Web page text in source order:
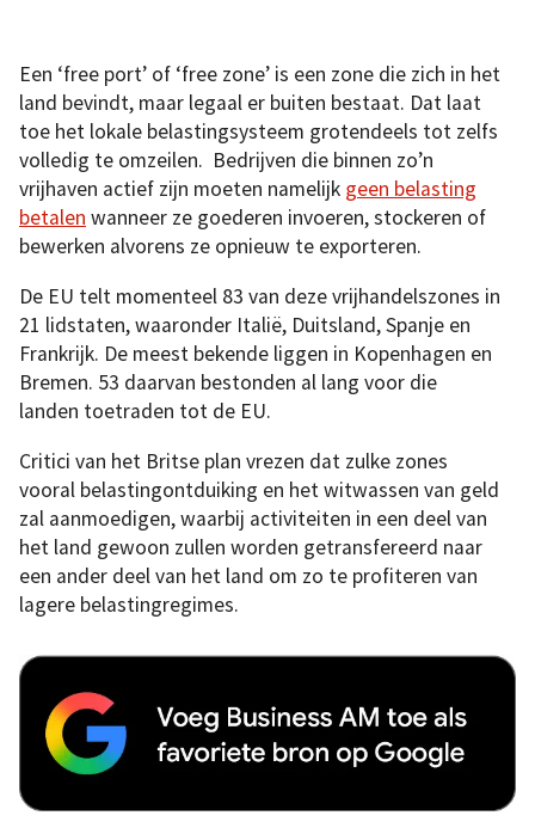
Een ‘free port’ of ‘free zone’ is een zone die zich in het
land bevindt, maar legaal er buiten bestaat. Dat laat
toe het lokale belastingsysteem grotendeels tot zelfs
volledig te omzeilen. Bedrijven die binnen zo’n
vrijhaven actief zijn moeten namelijk geen belasting
betalen wanneer ze goederen invoeren, stockeren of
bewerken alvorens ze opnieuw te exporteren.
De EU telt momenteel 83 van deze vrijhandelszones in
21 lidstaten, waaronder Italië, Duitsland, Spanje en
Frankrijk. De meest bekende liggen in Kopenhagen en
Bremen. 53 daarvan bestonden al lang voor die
landen toetraden tot de EU.
Critici van het Britse plan vrezen dat zulke zones
vooral belastingontduiking en het witwassen van geld
zal aanmoedigen, waarbij activiteiten in een deel van
het land gewoon zullen worden getransfereerd naar
een ander deel van het land om zo te profiteren van
lagere belastingregimes.